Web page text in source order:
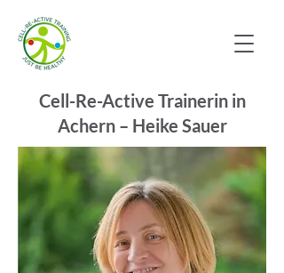
Cell-Re-Active Trainerin in
Achern – Heike Sauer